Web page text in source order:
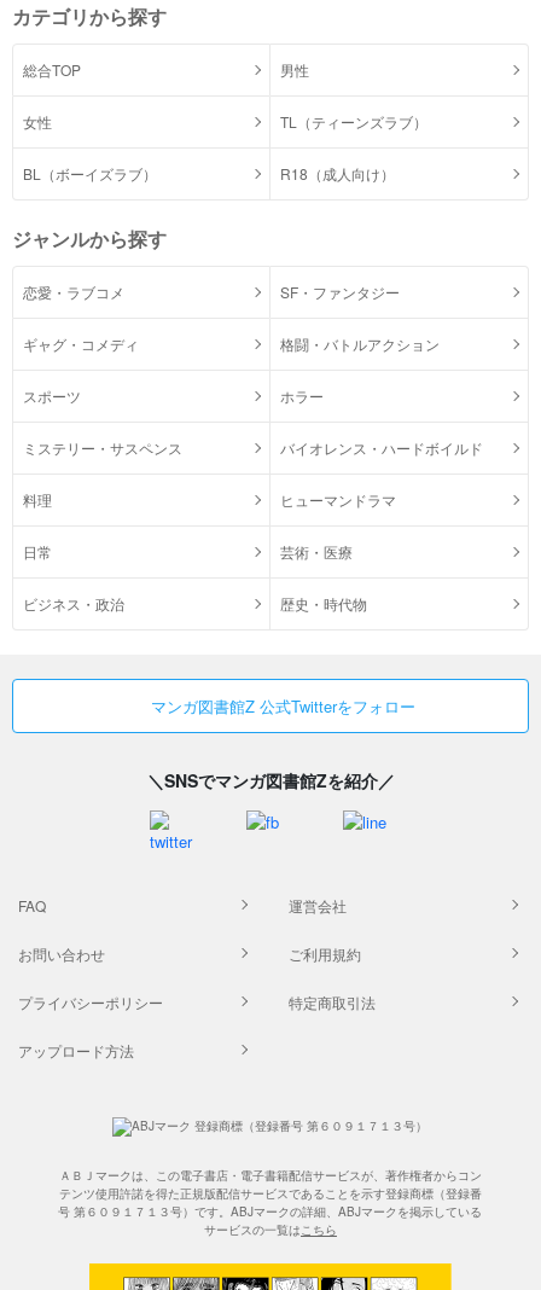
カテゴリから探す
総合TOP 男性
女性 TL（ティーンズラブ）
BL（ボーイズラブ） R18（成人向け）
ジャンルから探す
恋愛・ラブコメ SF・ファンタジー
ギャグ・コメディ 格闘・バトルアクション
スポーツ ホラー
ミステリー・サスペンス バイオレンス・ハードボイルド
料理 ヒューマンドラマ
日常 芸術・医療
ビジネス・政治 歴史・時代物
マンガ図書館Z 公式Twitterをフォロー
＼SNSでマンガ図書館Zを紹介／
FAQ 運営会社
お問い合わせ ご利用規約
プライバシーポリシー 特定商取引法
アップロード方法
ＡＢＪマークは、この電子書店・電子書籍配信サービスが、著作権者からコン
テンツ使用許諾を得た正規版配信サービスであることを示す登録商標（登録番
号 第６０９１７１３号）です。ABJマークの詳細、ABJマークを掲示している
サービスの一覧はこちら